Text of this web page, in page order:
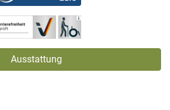
Ausstattung